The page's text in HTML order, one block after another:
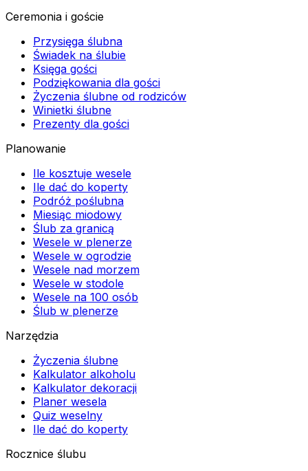
Ceremonia i goście
Przysięga ślubna
Świadek na ślubie
Księga gości
Podziękowania dla gości
Życzenia ślubne od rodziców
Winietki ślubne
Prezenty dla gości
Planowanie
Ile kosztuje wesele
Ile dać do koperty
Podróż poślubna
Miesiąc miodowy
Ślub za granicą
Wesele w plenerze
Wesele w ogrodzie
Wesele nad morzem
Wesele w stodole
Wesele na 100 osób
Ślub w plenerze
Narzędzia
Życzenia ślubne
Kalkulator alkoholu
Kalkulator dekoracji
Planer wesela
Quiz weselny
Ile dać do koperty
Rocznice ślubu